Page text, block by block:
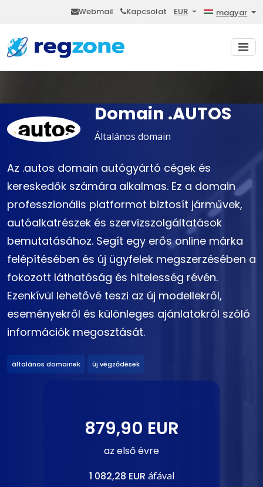
Webmail Kapcsolat EUR magyar
Domain .AUTOS
Általános domain
Az .autos domain autógyártó cégek és
kereskedők számára alkalmas. Ez a domain
professzionális platformot biztosít járművek,
autóalkatrészek és szervizszolgáltatások
bemutatásához. Segít egy erős online márka
felépítésében és új ügyfelek megszerzésében a
fokozott láthatóság és hitelesség révén.
Ezenkívül lehetővé teszi az új modellekről,
eseményekről és különleges ajánlatokról szóló
információk megosztását.
általános domainek új végződések
879,90 EUR
az első évre
1 082,28 EUR áfával